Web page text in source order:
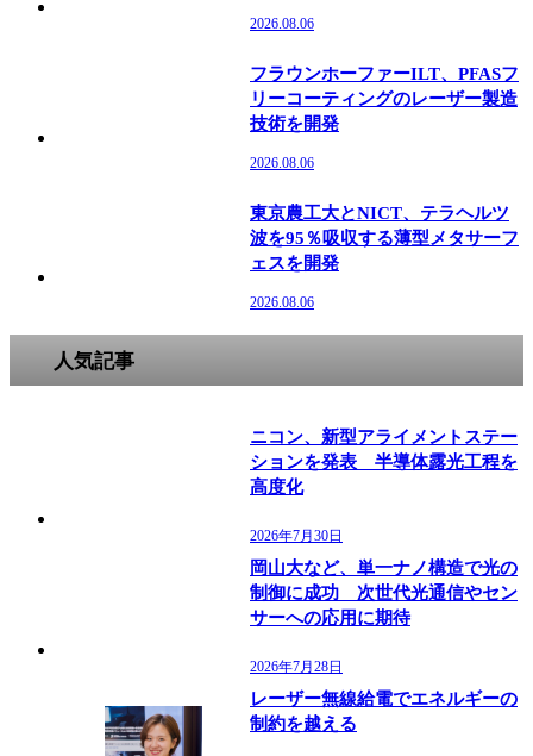
2026.08.06
フラウンホーファーILT、PFASフ
リーコーティングのレーザー製造
技術を開発
2026.08.06
東京農工大とNICT、テラヘルツ
波を95％吸収する薄型メタサーフ
ェスを開発
2026.08.06
人気記事
ニコン、新型アライメントステー
ションを発表 半導体露光工程を
高度化
2026年7月30日
岡山大など、単一ナノ構造で光の
制御に成功 次世代光通信やセン
サーへの応用に期待
2026年7月28日
レーザー無線給電でエネルギーの
制約を越える